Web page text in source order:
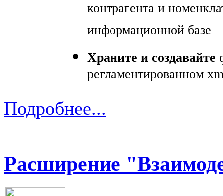
контрагента и
информационной базе
Храните и создавайте
регламентированном
Подробнее...
Расширение